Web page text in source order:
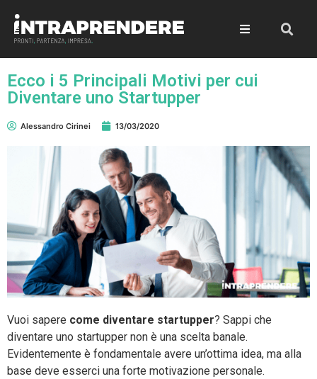
Ecco i 5 Principali Motivi per cui
Diventare uno Startupper
Alessandro Cirinei 13/03/2020
Vuoi sapere come diventare startupper? Sappi che
diventare uno startupper non è una scelta banale.
Evidentemente è fondamentale avere un’ottima idea, ma alla
base deve esserci una forte motivazione personale.